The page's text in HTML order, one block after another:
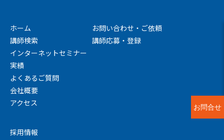
ホーム
講師検索
インターネットセミナー
実績
よくあるご質問
会社概要
アクセス
お問い合わせ・ご依頼
講師応募・登録
採用情報
お問合せ